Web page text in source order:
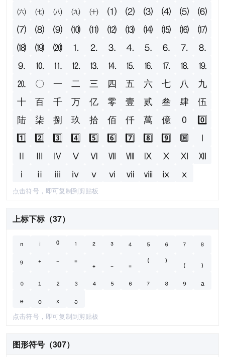
㈥
㈦ ㈧ ㈨ ㈩ ⑴ ⑵ ⑶ ⑷ ⑸
⑹
⑺
⑻ ⑼ ⑽ ⑾ ⑿ ⒀ ⒁ ⒂ ⒃
⒄
⒅
⒆ ⒇ ⒈ ⒉ ⒊ ⒋ ⒌ ⒍ ⒎
⒏
⒐
⒑ ⒒ ⒓ ⒔ ⒕ ⒖ ⒗ ⒘ ⒙
⒚
⒛
〇 一 二 三 四 五 六 七 八
九
十
百 千 万 亿 零 壹 贰 叁 肆
伍
陆
柒 捌 玖 拾 佰 仟 萬 億 0
0️⃣
1️⃣
2️⃣ 3️⃣ 4️⃣ 5️⃣ 6️⃣ 7️⃣ 8️⃣ 9️⃣ 🔟
Ⅰ
Ⅱ
Ⅲ Ⅳ Ⅴ Ⅵ Ⅶ Ⅷ Ⅸ Ⅹ Ⅺ
Ⅻ
ⅰ
ⅱ ⅲ ⅳ ⅴ ⅵ ⅶ ⅷ ⅸ ⅹ
点击符号，即可复制到剪贴板
上标下标（37）
ⁿ ⁱ ⁰ ¹ ² ³ ⁴ ⁵ ⁶ ⁷
⁸
⁹
⁺ ⁻ ⁼ ₊ ₌ ⁽ ⁾ ₍
₎
₀
₁ ₂ ₃ ₄ ₅ ₆ ₇ ₈ ₉
ₐ
ₑ
ₒ ₓ ₔ
点击符号，即可复制到剪贴板
图形符号（307）